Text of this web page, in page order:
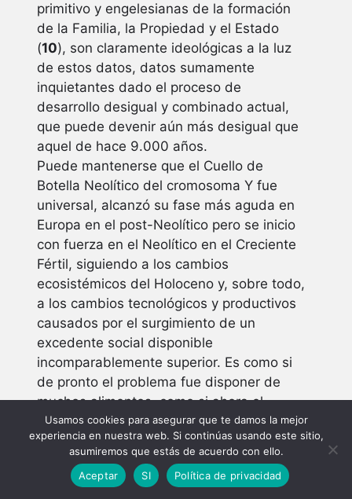
primitivo y engelesianas de la formación
de la Familia, la Propiedad y el Estado
(10), son claramente ideológicas a la luz
de estos datos, datos sumamente
inquietantes dado el proceso de
desarrollo desigual y combinado actual,
que puede devenir aún más desigual que
aquel de hace 9.000 años.
Puede mantenerse que el Cuello de
Botella Neolítico del cromosoma Y fue
universal, alcanzó su fase más aguda en
Europa en el post-Neolítico pero se inicio
con fuerza en el Neolítico en el Creciente
Fértil, siguiendo a los cambios
ecosistémicos del Holoceno y, sobre todo,
a los cambios tecnológicos y productivos
causados por el surgimiento de un
excedente social disponible
incomparablemente superior. Es como si
de pronto el problema fue disponer de
muchos alimentos, como si ahora el
problema fuera a ser no no disponer de
suministro suficiente de energía sino, lo
contrario, de pronto disponer energía en
superabundancia y fácil de utilizar.
Usamos cookies para asegurar que te damos la mejor
experiencia en nuestra web. Si continúas usando este sitio,
asumiremos que estás de acuerdo con ello.
Aceptar
SI Política de privacidad